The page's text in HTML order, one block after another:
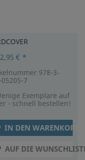
€ *
978-3-
7
Exemplare auf
- schnell bestellen!
IN DEN WARENKORB
AUF DIE